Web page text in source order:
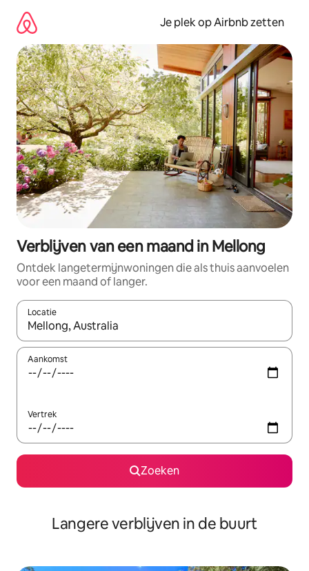
direct
naar
inhoud
Je plek op Airbnb zetten
Verblijven van een maand in Mellong
Ontdek langetermijnwoningen die als thuis aanvoelen
voor een maand of langer.
Locatie
Wanneer er resultaten beschikbaar zijn, maak je een keuze
Aankomst
Vertrek
Zoeken
Langere verblijven in de buurt